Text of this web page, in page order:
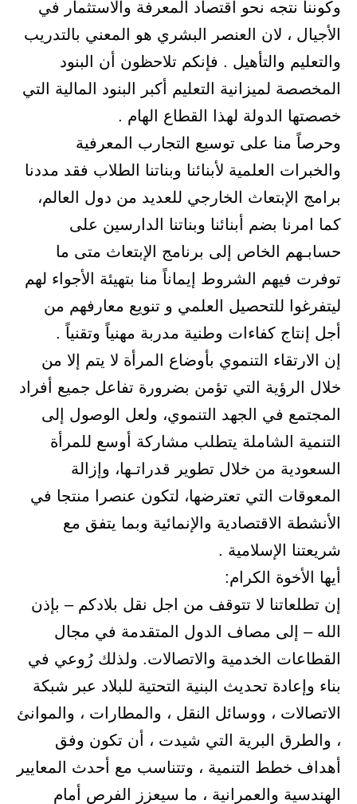
وكوننا نتجه نحو اقتصاد المعرفة والاستثمار في
الأجيال ، لان العنصر البشري هو المعني بالتدريب
والتعليم والتأهيل . فإنكم تلاحظون أن البنود
المخصصة لميزانية التعليم أكبر البنود المالية التي
خصصتها الدولة لهذا القطاع الهام .
وحرصاً منا على توسيع التجارب المعرفية
والخبرات العلمية لأبنائنا وبناتنا الطلاب فقد مددنا
برامج الإبتعاث الخارجي للعديد من دول العالم،
كما امرنا بضم أبنائنا وبناتنا الدارسين على
حسابـهم الخاص إلى برنامج الإبتعاث متى ما
توفرت فيهم الشروط إيماناً منا بتهيئة الأجواء لهم
ليتفرغوا للتحصيل العلمي و تنويع معارفهم من
أجل إنتاج كفاءات وطنية مدربة مهنياً وتقنياً .
إن الارتقاء التنموي بأوضاع المرأة لا يتم إلا من
خلال الرؤية التي تؤمن بضرورة تفاعل جميع أفراد
المجتمع في الجهد التنموي، ولعل الوصول إلى
التنمية الشاملة يتطلب مشاركة أوسع للمرأة
السعودية من خلال تطوير قدراتـها، وإزالة
المعوقات التي تعترضها، لتكون عنصرا منتجا في
الأنشطة الاقتصادية والإنمائية وبما يتفق مع
شريعتنا الإسلامية .
أيها الأخوة الكرام:
إن تطلعاتنا لا تتوقف من اجل نقل بلادكم – بإذن
الله – إلى مصاف الدول المتقدمة في مجال
القطاعات الخدمية والاتصالات. ولذلك رُوعي في
بناء وإعادة تحديث البنية التحتية للبلاد عبر شبكة
الاتصالات ، ووسائل النقل ، والمطارات ، والموانئ
، والطرق البرية التي شيدت ، أن تكون وفق
أهداف خطط التنمية ، وتتناسب مع أحدث المعايير
الهندسية والعمرانية ، ما سيعزز الفرص أمام